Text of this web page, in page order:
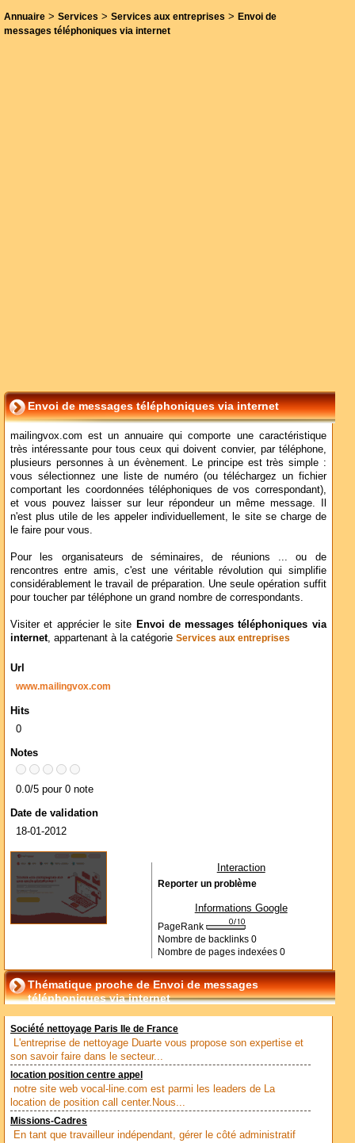
Annuaire > Services > Services aux entreprises > Envoi de
messages téléphoniques via internet
Envoi de messages téléphoniques via internet
mailingvox.com est un annuaire qui comporte une caractéristique
très intéressante pour tous ceux qui doivent convier, par téléphone,
plusieurs personnes à un évènement. Le principe est très simple :
vous sélectionnez une liste de numéro (ou téléchargez un fichier
comportant les coordonnées téléphoniques de vos correspondant),
et vous pouvez laisser sur leur répondeur un même message. Il
n'est plus utile de les appeler individuellement, le site se charge de
le faire pour vous.
Pour les organisateurs de séminaires, de réunions ... ou de
rencontres entre amis, c'est une véritable révolution qui simplifie
considérablement le travail de préparation. Une seule opération suffit
pour toucher par téléphone un grand nombre de correspondants.
Visiter et apprécier le site Envoi de messages téléphoniques via
internet, appartenant à la catégorie Services aux entreprises
Url
www.mailingvox.com
Hits
0
Notes
0.0/5 pour 0 note
Date de validation
18-01-2012
Interaction
Reporter un problème
Informations Google
PageRank
Nombre de backlinks 0
Nombre de pages indexées 0
Thématique proche de Envoi de messages
téléphoniques via internet
Société nettoyage Paris Ile de France
L'entreprise de nettoyage Duarte vous propose son expertise et
son savoir faire dans le secteur...
location position centre appel
notre site web vocal-line.com est parmi les leaders de La
location de position call center.Nous...
Missions-Cadres
En tant que travailleur indépendant, gérer le côté administratif